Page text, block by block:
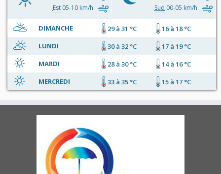
Est05-10 km/h
Sud 00-05 km/h
DIMANCHE 29 à 31 °C
16 à 18 °C
LUNDI
30 à 32 °C
17 à 19 °C
MARDI
28 à 30 °C
14 à 16 °C
MERCREDI
33 à 35 °C 15 à 17 °C